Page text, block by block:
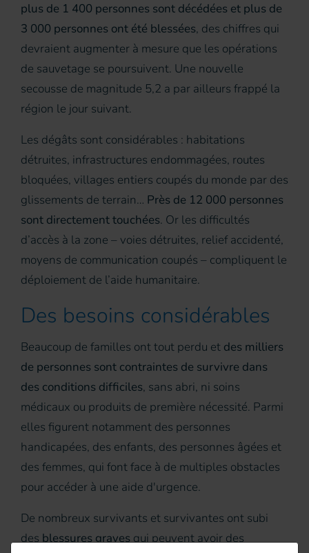
plus de 1 400 personnes sont décédées et plus de
3 000 personnes ont été blessées, des chiffres qui
devraient augmenter à mesure que les opérations
de sauvetage se poursuivent. Une nouvelle
secousse de magnitude 5,2 a par ailleurs frappé la
région le jour suivant.
Les dégâts sont considérables : habitations
détruites, infrastructures endommagées, routes
bloquées, villages entiers coupés du monde par des
glissements de terrain… Près de 12 000 personnes
sont directement touchées. Or les difficultés
d’accès à la zone – voies détruites, relief accidenté,
moyens de communication coupés – compliquent le
déploiement de l’aide humanitaire.
Des besoins considérables
Beaucoup de familles ont tout perdu et des milliers
de personnes sont contraintes de survivre dans
des conditions difficiles, sans abri, ni soins
médicaux ou produits de première nécessité. Parmi
elles figurent notamment des personnes
handicapées, des enfants, des personnes âgées et
des femmes, qui font face à de multiples obstacles
pour accéder à une aide d'urgence.
De nombreux survivants et survivantes ont subi
desblessures gravesqui peuvent avoir des